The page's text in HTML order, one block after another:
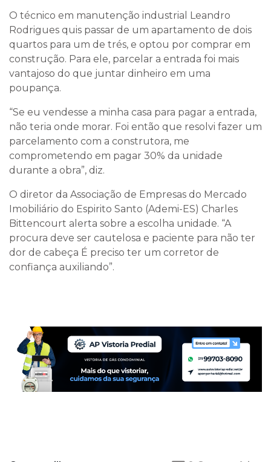
O técnico em manutenção industrial Leandro
Rodrigues quis passar de um apartamento de dois
quartos para um de trés, e optou por comprar em
construção. Para ele, parcelar a entrada foi mais
vantajoso do que juntar dinheiro em uma
poupança.
“Se eu vendesse a minha casa para pagar a entrada,
não teria onde morar. Foi então que resolvi fazer um
parcelamento com a construtora, me
comprometendo em pagar 30% da unidade
durante a obra”, diz.
O diretor da Associação de Empresas do Mercado
Imobiliário do Espirito Santo (Ademi-ES) Charles
Bittencourt alerta sobre a escolha unidade. “A
procura deve ser cautelosa e paciente para não ter
dor de cabeça É preciso ter um corretor de
confiança auxiliando”.